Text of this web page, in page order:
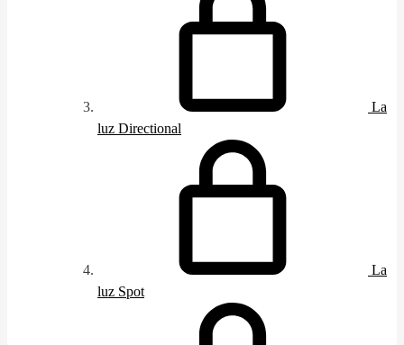
La
luz Directional
La
luz Spot